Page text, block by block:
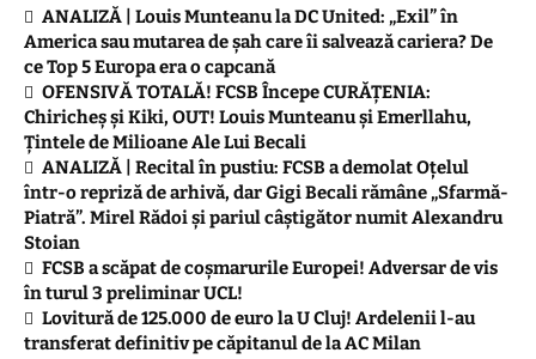
ANALIZĂ | Louis Munteanu la DC United: „Exil” în
America sau mutarea de șah care îi salvează cariera? De
ce Top 5 Europa era o capcană
OFENSIVĂ TOTALĂ! FCSB Începe CURĂȚENIA:
Chiricheș și Kiki, OUT! Louis Munteanu și Emerllahu,
Țintele de Milioane Ale Lui Becali
ANALIZĂ | Recital în pustiu: FCSB a demolat Oțelul
într-o repriză de arhivă, dar Gigi Becali rămâne „Sfarmă-
Piatră”. Mirel Rădoi și pariul câștigător numit Alexandru
Stoian
FCSB a scăpat de coșmarurile Europei! Adversar de vis
în turul 3 preliminar UCL!
Lovitură de 125.000 de euro la U Cluj! Ardelenii l-au
transferat definitiv pe căpitanul de la AC Milan